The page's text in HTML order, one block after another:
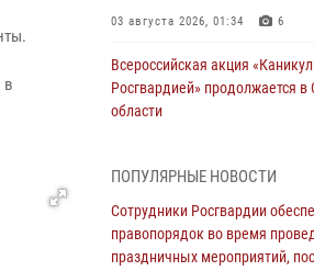
в
03 августа 2026, 01:34 6
Всероссийская акция
Росгвардией» продолжается в
области
В подразделении омского
Росгвардии прошла
управлению беспилотниками
30 июля 2026, 04:39 1 2
ПОПУЛЯРНЫЕ НОВОСТИ
Сотрудники Росгвардии
правопорядок во время
праздничных мероприятий,